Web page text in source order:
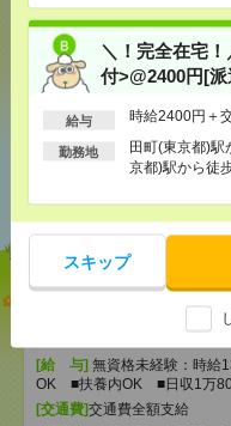
＼！完全在宅
付>@2400円[
給与 時給2400円＋
勤務地
田町(東京都)駅
京都)駅から徒
スキップ
シェア
あなたの閲
【オープニング募集
[給 与] 無資格未経験：時
OK ■扶養内OK ■日収1万
[交通費]交通費全額支給